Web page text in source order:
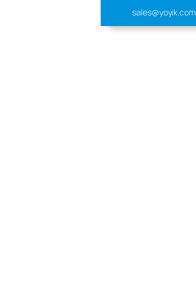
sales@yoyik.com